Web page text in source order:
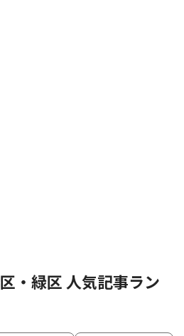
・緑区 人気記事ラン